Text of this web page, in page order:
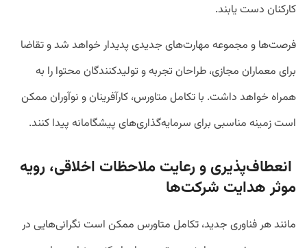
کارکنان دست یابند.
فرصت‌ها و مجموعه مهارت‌های جدیدی پدیدار خواهد شد و تقاضا
برای معماران مجازی، طراحان تجربه و تولیدکنندگان محتوا را به
همراه خواهد داشت. با تکامل متاورس، کارآفرینان و نوآوران ممکن
است زمینه مناسبی برای سرمایه‌گذاری‌های پیشگامانه پیدا کنند.
انعطاف‌پذیری و رعایت ملاحظات اخلاقی، رویه
موثر هدایت شرکت‌ها
مانند هر فناوری جدید، تکامل متاورس ممکن است نگرانی‌هایی در